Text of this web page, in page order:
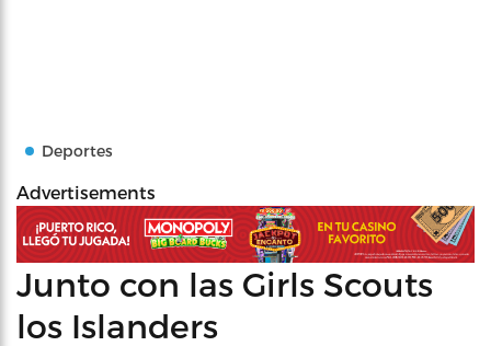
Deportes
Advertisements
Junto con las Girls Scouts
los Islanders